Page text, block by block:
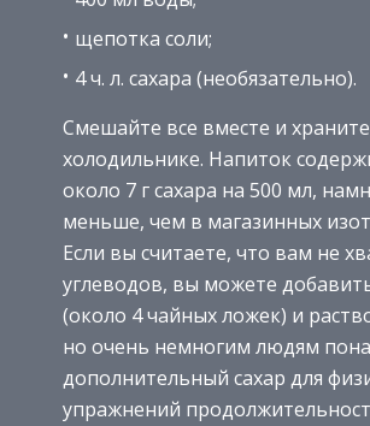
щепотка соли;
4 ч. л. сахара (необязательно).
Смешайте все вместе и
холодильнике. Напиток
около 7 г сахара на 500 мл,
меньше, чем в магазинных
Если вы считаете, что вам не
углеводов, вы можете
(около 4 чайных ложек) и
но очень немногим людям
дополнительный сахар для
упражнений